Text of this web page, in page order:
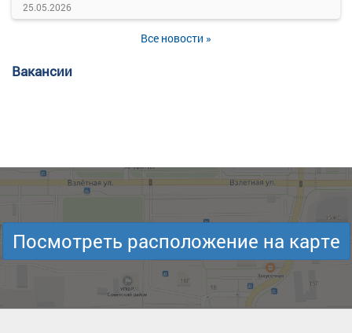
25.05.2026
Все новости »
Вакансии
Посмотреть расположение на карте